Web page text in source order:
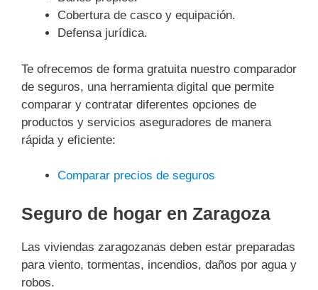
Cobertura de casco y equipación.
Defensa jurídica.
Te ofrecemos de forma gratuita nuestro comparador
de seguros, una herramienta digital que permite
comparar y contratar diferentes opciones de
productos y servicios aseguradores de manera
rápida y eficiente:
Comparar precios de seguros
Seguro de hogar en Zaragoza
Las viviendas zaragozanas deben estar preparadas
para viento, tormentas, incendios, daños por agua y
robos.